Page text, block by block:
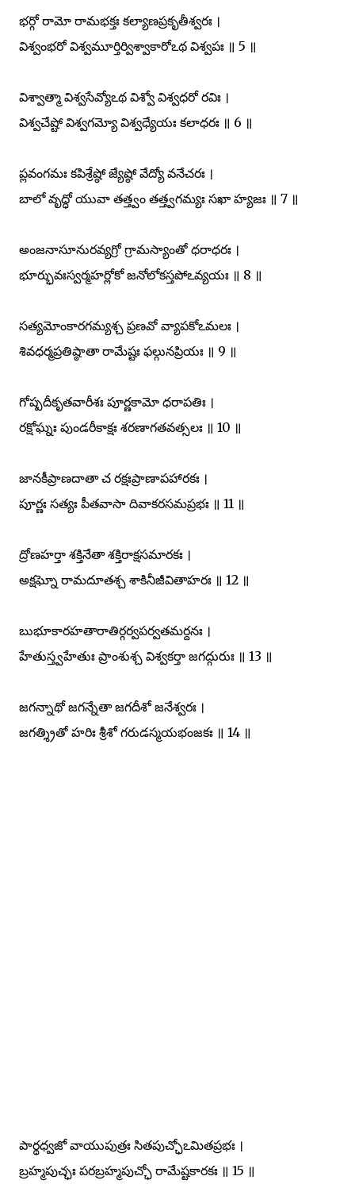
భర్గో రామో రామభక్తః కల్యాణప్రకృతీశ్వరః ।
విశ్వంభరో విశ్వమూర్తిర్విశ్వాకారోఽథ విశ్వపః ॥ 5 ॥
విశ్వాత్మా విశ్వసేవ్యోఽథ విశ్వో విశ్వధరో రవిః ।
విశ్వచేష్టో విశ్వగమ్యో విశ్వధ్యేయః కలాధరః ॥ 6 ॥
ప్లవంగమః కపిశ్రేష్ఠో జ్యేష్ఠో వేద్యో వనేచరః ।
బాలో వృద్ధో యువా తత్త్వం తత్త్వగమ్యః సఖా హ్యజః ॥ 7 ॥
అంజనాసూనురవ్యగ్రో గ్రామస్యాంతో ధరాధరః ।
భూర్భువఃస్వర్మహర్లోకో జనోలోకస్తపోఽవ్యయః ॥ 8 ॥
సత్యమోంకారగమ్యశ్చ ప్రణవో వ్యాపకోఽమలః ।
శివధర్మప్రతిష్ఠాతా రామేష్టః ఫల్గునప్రియః ॥ 9 ॥
గోష్పదీకృతవారీశః పూర్ణకామో ధరాపతిః ।
రక్షోఘ్నః పుండరీకాక్షః శరణాగతవత్సలః ॥ 10 ॥
జానకీప్రాణదాతా చ రక్షఃప్రాణాపహారకః ।
పూర్ణః సత్యః పీతవాసా దివాకరసమప్రభః ॥ 11 ॥
ద్రోణహర్తా శక్తినేతా శక్తిరాక్షసమారకః ।
అక్షఘ్నో రామదూతశ్చ శాకినీజీవితాహరః ॥ 12 ॥
బుభూకారహతారాతిర్గర్వపర్వతమర్దనః ।
హేతుస్త్వహేతుః ప్రాంశుశ్చ విశ్వకర్తా జగద్గురుః ॥ 13 ॥
జగన్నాథో జగన్నేతా జగదీశో జనేశ్వరః ।
జగత్శ్రితో హరిః శ్రీశో గరుడస్మయభంజకః ॥ 14 ॥
పార్థధ్వజో వాయుపుత్రః సితపుచ్ఛోఽమితప్రభః ।
బ్రహ్మపుచ్ఛః పరబ్రహ్మపుచ్ఛో రామేష్టకారకః ॥ 15 ॥